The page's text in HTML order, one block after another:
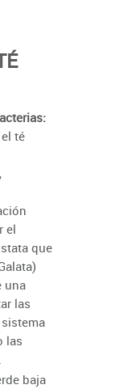
té
el
que
una
las
las
baja